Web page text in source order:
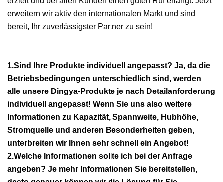
erweitern wir aktiv den internationalen Markt und sind
bereit, Ihr zuverlässigster Partner zu sein!
1.Sind Ihre Produkte individuell angepasst? Ja, da die
Betriebsbedingungen unterschiedlich sind, werden
alle unsere Dingya-Produkte je nach Detailanforderung
individuell angepasst! Wenn Sie uns also weitere
Informationen zu Kapazität, Spannweite, Hubhöhe,
Stromquelle und anderen Besonderheiten geben,
unterbreiten wir Ihnen sehr schnell ein Angebot!
2.Welche Informationen sollte ich bei der Anfrage
angeben? Je mehr Informationen Sie bereitstellen,